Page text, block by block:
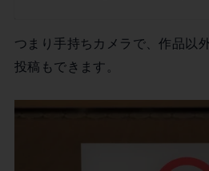
つまり手持ちカメラで、作品以
投稿もできます。